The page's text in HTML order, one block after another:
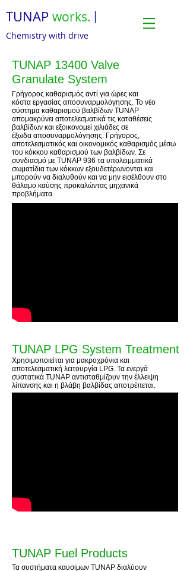
TUNAP works. |
Chemistry with drive
TUNAP 13400 Valve
Granulate System
Γρήγορος καθαρισμός αντί για ώρες και
κόστα εργασίας αποσυναρμολόγησης. Το νέο
σύστημα καθαρισμού βαλβίδων TUNAP
απομακρύνει αποτελεσματικά τις καταθέσεις
βαλβίδων και εξοικονομεί χιλιάδες σε
έξωδα αποσυναρμολόγησης. Γρήγορος,
αποτελεσματικός και οικονομικός καθαρισμός μέσω
του κόκκου καθαρισμού των βαλβίδων. Σε
συνδιασμό με TUNAP 936 τα υπολειμματικά
σωματίδια των κόκκων εξουδετέρωνονται και
μπορούν να διαλυθούν και να μην εισέλθουν στο
θάλαμο καύσης προκαλώντας μηχανικά
προβλήματα.
TUNAP LPG System Treatment
Χρησιμοποιείται για μακροχρόνια και
αποτελεσματική λειτουργία LPG. Τα ενεργά
συστατικά TUNAP αντισταθμίζουν την έλλειψη
λίπανσης και η βλάβη βαλβίδας αποτρέπεται.
TUNAP Fuel Products
Τα συστήματα καυσίμων TUNAP διαλύουν